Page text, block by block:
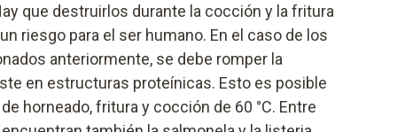
que destruirlos durante la cocción y la fritura
riesgo para el ser humano. En el caso de los
anteriormente, se debe romper la
en estructuras proteínicas. Esto es posible
horneado, fritura y cocción de 60 °C. Entre